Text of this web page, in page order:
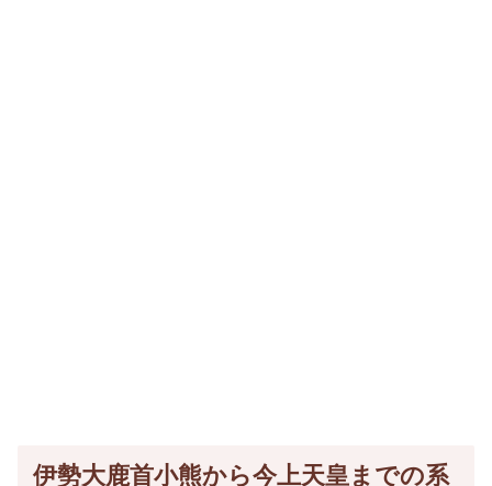
伊勢大鹿首小熊から今上天皇までの系